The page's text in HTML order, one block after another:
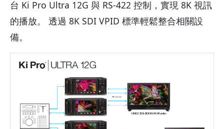
台 Ki Pro Ultra 12G 與 RS-422 控制，實現 8K 視訊
的播放。 透過 8K SDI VPID 標準輕鬆整合相關設
備。